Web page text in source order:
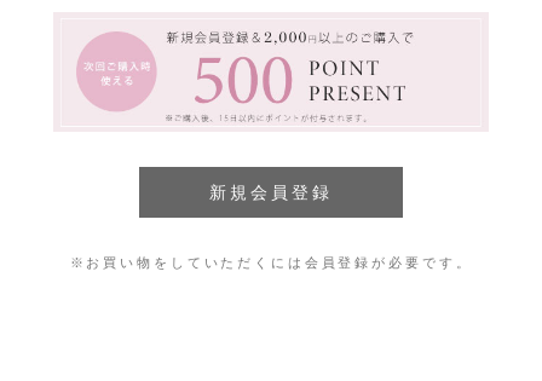
※お買い物をしていただくには会員登録が必要です。